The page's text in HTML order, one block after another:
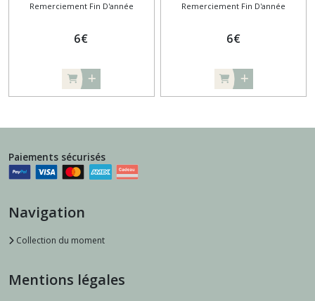
Remerciement Fin D'année
6€
Remerciement Fin D'année
6€
Paiements sécurisés
Navigation
Collection du moment
Mentions légales